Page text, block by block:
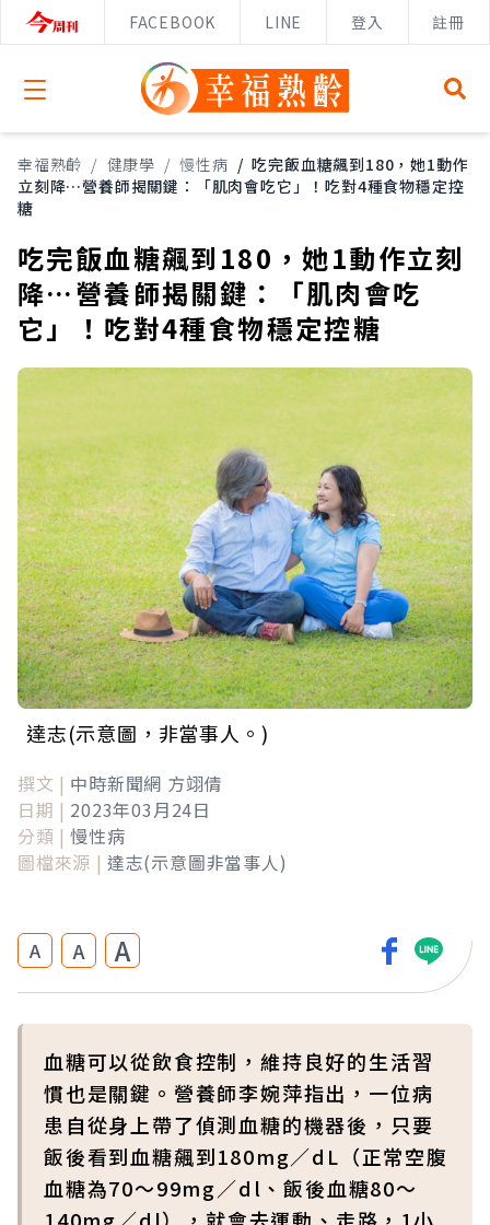
FACEBOOK LINE 登入 註冊
Open menu
幸福熟齡 / 健康學 / 慢性病 / 吃完飯血糖飆到180，她1動作
立刻降…營養師揭關鍵：「肌肉會吃它」！吃對4種食物穩定控
糖
吃完飯血糖飆到180，她1動作立刻
降…營養師揭關鍵：「肌肉會吃
它」！吃對4種食物穩定控糖
達志(示意圖，非當事人。)
撰文 | 中時新聞網 方翊倩
日期 | 2023年03月24日
分類 | 慢性病
圖檔來源 | 達志(示意圖非當事人)
A A A
血糖可以從飲食控制，維持良好的生活習
慣也是關鍵。營養師李婉萍指出，一位病
患自從身上帶了偵測血糖的機器後，只要
飯後看到血糖飆到180mg／dL（正常空腹
血糖為70～99mg／dl、飯後血糖80～